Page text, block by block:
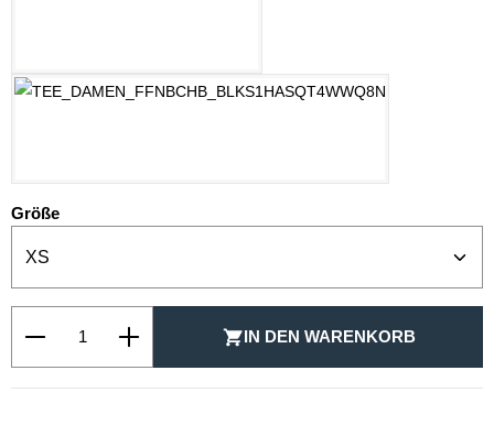
Größeauswählen
IN DEN WARENKORB